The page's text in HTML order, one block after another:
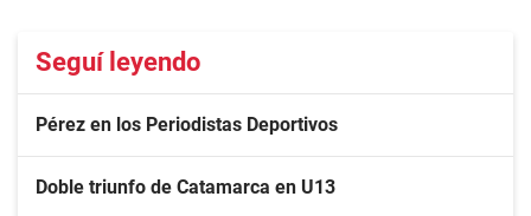
Seguí leyendo
Pérez en los Periodistas Deportivos
Doble triunfo de Catamarca en U13